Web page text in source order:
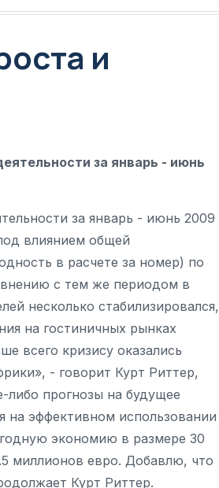
и
за январь - июнь
за январь - июнь 2009
влиянием общей
в расчете за номер) по
с тем же периодом в
несколько стабилизировался,
на гостиничных рынках
всего кризису оказались
- говорит Курт Риттер,
либо прогнозы на будущее
на эффективном использовании
экономию в размере 30
миллионов евро. Добавлю, что
Курт Риттер.